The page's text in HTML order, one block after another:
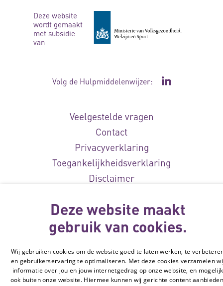
Deze website
wordt gemaakt
met subsidie
van
Volg de Hulpmiddelenwijzer: Ga naar de
Veelgestelde vragen
Contact
Privacyverklaring
Toegankelijkheidsverklaring
Disclaimer
© Vilans, 2026
Deze website maakt
gebruik van cookies.
Wij gebruiken cookies om de website goed te laten werken, te
en gebruikerservaring te optimaliseren. Met deze cookies verzamelen
informatie over jou en jouw internetgedrag op onze website, en mogelijk
ook buiten onze website. Hiermee kunnen wij gerichte content